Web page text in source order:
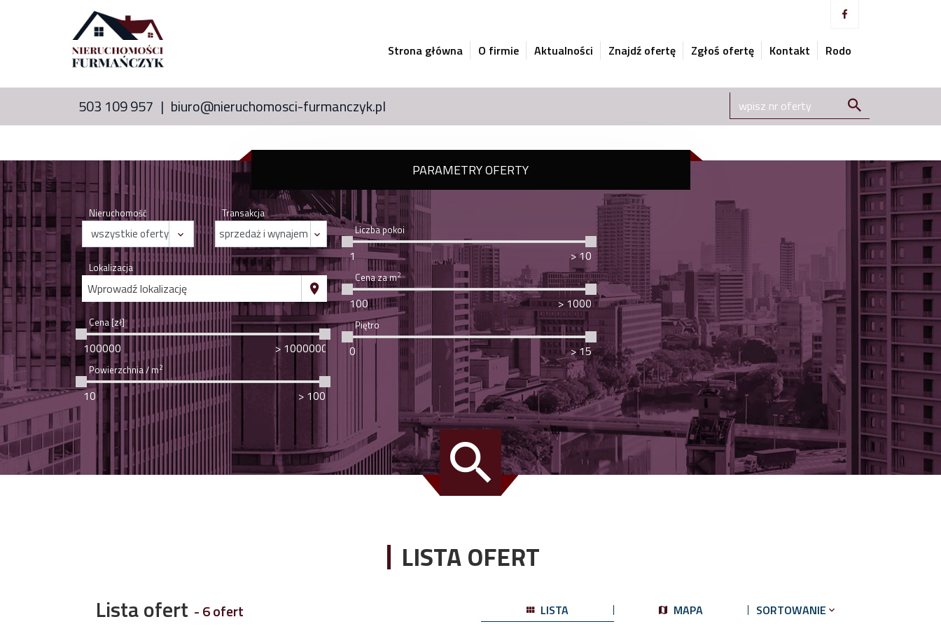
Strona główna O firmie Aktualności Znajdź ofertę Zgłoś ofertę Kontakt Rodo
503 109 957 biuro@nieruchomosci-furmanczyk.pl
PARAMETRY OFERTY
Nieruchomość Transakcja
Lokalizacja
Wprowadź lokalizację
Cena [zł]
Powierzchnia / m2
Liczba pokoi
Cena za m2
Piętro
LISTA OFERT
Lista ofert - 6 ofert LISTA MAPA SORTOWANIE